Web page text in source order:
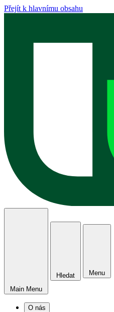
Přejít k hlavnímu obsahu
Main Menu
Hledat Menu
O nás